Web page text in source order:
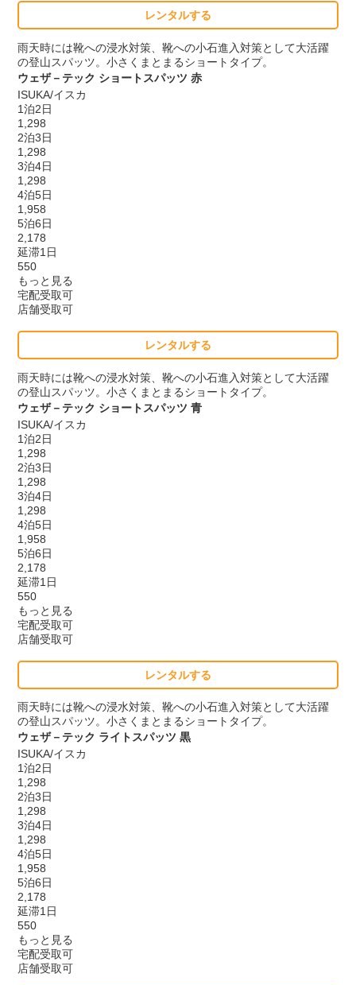
レンタルする
雨天時には靴への浸水対策、靴への小石進入対策として大活躍
の登山スパッツ。小さくまとまるショートタイプ。
ウェザ－テック ショートスパッツ 赤
ISUKA/イスカ
1泊2日
1,298
2泊3日
1,298
3泊4日
1,298
4泊5日
1,958
5泊6日
2,178
延滞1日
550
もっと見る
宅配受取可
店舗受取可
レンタルする
雨天時には靴への浸水対策、靴への小石進入対策として大活躍
の登山スパッツ。小さくまとまるショートタイプ。
ウェザ－テック ショートスパッツ 青
ISUKA/イスカ
1泊2日
1,298
2泊3日
1,298
3泊4日
1,298
4泊5日
1,958
5泊6日
2,178
延滞1日
550
もっと見る
宅配受取可
店舗受取可
レンタルする
雨天時には靴への浸水対策、靴への小石進入対策として大活躍
の登山スパッツ。小さくまとまるショートタイプ。
ウェザ－テック ライトスパッツ 黒
ISUKA/イスカ
1泊2日
1,298
2泊3日
1,298
3泊4日
1,298
4泊5日
1,958
5泊6日
2,178
延滞1日
550
もっと見る
宅配受取可
店舗受取可